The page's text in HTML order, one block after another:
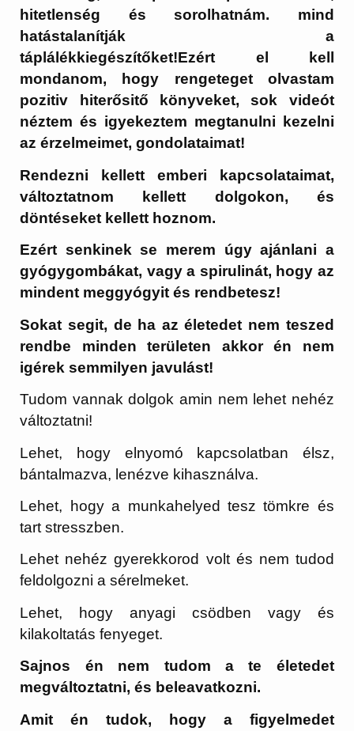
hitetlenség és sorolhatnám. mind
hatástalanítják a
táplálékkiegészítőket!Ezért el kell
mondanom, hogy rengeteget olvastam
pozitiv hiterősitő könyveket, sok videót
néztem és igyekeztem megtanulni kezelni
az érzelmeimet, gondolataimat!
Rendezni kellett emberi kapcsolataimat,
változtatnom kellett dolgokon, és
döntéseket kellett hoznom.
Ezért senkinek se merem úgy ajánlani a
gyógygombákat, vagy a spirulinát, hogy az
mindent meggyógyit és rendbetesz!
Sokat segit, de ha az életedet nem teszed
rendbe minden területen akkor én nem
igérek semmilyen javulást!
Tudom vannak dolgok amin nem lehet nehéz
változtatni!
Lehet, hogy elnyomó kapcsolatban élsz,
bántalmazva, lenézve kihasználva.
Lehet, hogy a munkahelyed tesz tömkre és
tart stresszben.
Lehet nehéz gyerekkorod volt és nem tudod
feldolgozni a sérelmeket.
Lehet, hogy anyagi csödben vagy és
kilakoltatás fenyeget.
Sajnos én nem tudom a te életedet
megváltoztatni, és beleavatkozni.
Amit én tudok, hogy a figyelmedet